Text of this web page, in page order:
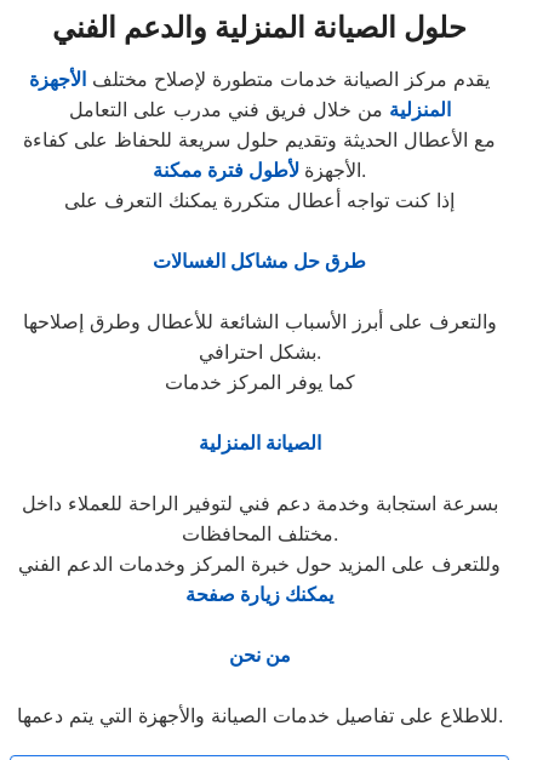
حلول الصيانة المنزلية والدعم الفني
يقدم مركز الصيانة خدمات متطورة لإصلاح مختلف الأجهزة
المنزلية من خلال فريق فني مدرب على التعامل
مع الأعطال الحديثة وتقديم حلول سريعة للحفاظ على كفاءة
الأجهزة لأطول فترة ممكنة
.
إذا كنت تواجه أعطال متكررة يمكنك التعرف على
طرق حل مشاكل الغسالات
والتعرف على أبرز الأسباب الشائعة للأعطال وطرق إصلاحها
بشكل احترافي.
كما يوفر المركز خدمات
الصيانة المنزلية
بسرعة استجابة وخدمة دعم فني لتوفير الراحة للعملاء داخل
مختلف المحافظات.
وللتعرف على المزيد حول خبرة المركز وخدمات الدعم الفني
يمكنك زيارة صفحة
من نحن
للاطلاع على تفاصيل خدمات الصيانة والأجهزة التي يتم دعمها.